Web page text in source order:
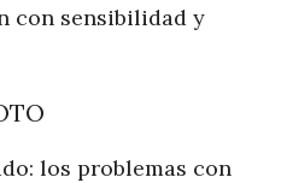
con sensibilidad y
los problemas con